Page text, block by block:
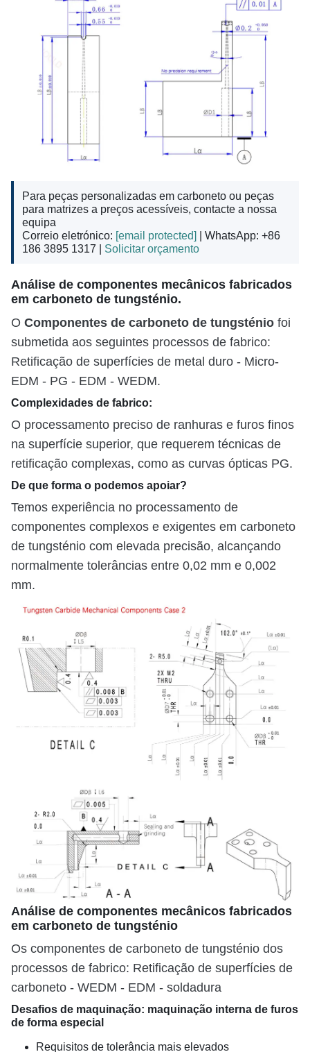
Para peças personalizadas em carboneto ou peças
para matrizes a preços acessíveis, contacte a nossa
equipa
Correio eletrónico: [email protected]
| WhatsApp: +86
186 3895 1317 | Solicitar orçamento
Análise de componentes mecânicos fabricados
em carboneto de tungsténio.
O Componentes de carboneto de tungsténio foi
submetida aos seguintes processos de fabrico:
Retificação de superfícies de metal duro - Micro-
EDM - PG - EDM - WEDM.
Complexidades de fabrico:
O processamento preciso de ranhuras e furos finos
na superfície superior, que requerem técnicas de
retificação complexas, como as curvas ópticas PG.
De que forma o podemos apoiar?
Temos experiência no processamento de
componentes complexos e exigentes em carboneto
de tungsténio com elevada precisão, alcançando
normalmente tolerâncias entre 0,02 mm e 0,002
mm.
Análise de componentes mecânicos fabricados
em carboneto de tungsténio
Os componentes de carboneto de tungsténio dos
processos de fabrico: Retificação de superfícies de
carboneto - WEDM - EDM - soldadura
Desafios de maquinação: maquinação interna de furos
de forma especial
Requisitos de tolerância mais elevados